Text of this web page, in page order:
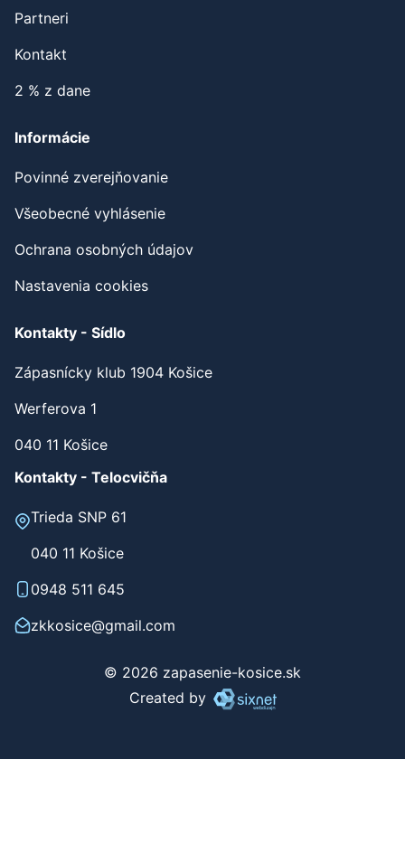
Partneri
Kontakt
2 % z dane
Informácie
Povinné zverejňovanie
Všeobecné vyhlásenie
Ochrana osobných údajov
Nastavenia cookies
Kontakty - Sídlo
Zápasnícky klub 1904 Košice
Werferova 1
040 11 Košice
Kontakty - Telocvičňa
Trieda SNP 61
040 11 Košice
0948 511 645
zkkosice@gmail.com
© 2026 zapasenie-kosice.sk
Created by